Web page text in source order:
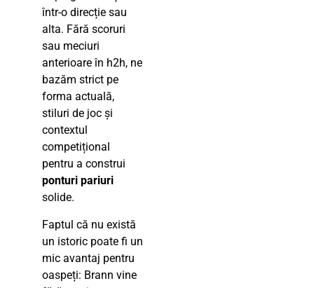
într-o direcție sau
alta. Fără scoruri
sau meciuri
anterioare în h2h, ne
bazăm strict pe
forma actuală,
stiluri de joc și
contextul
competițional
pentru a construi
ponturi pariuri
solide.
Faptul că nu există
un istoric poate fi un
mic avantaj pentru
oaspeți: Brann vine